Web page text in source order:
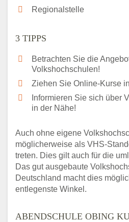
Regionalstelle
3 TIPPS
Betrachten Sie die
Volkshochschulen!
Ziehen Sie Online-Kurse
Informieren Sie sich über
in der Nähe!
Auch ohne eigene
möglicherweise als VHS-
treten. Dies gilt auch für die
Das gut ausgebaute
Deutschland macht dies
entlegenste Winkel.
ABENDSCHULE OBING